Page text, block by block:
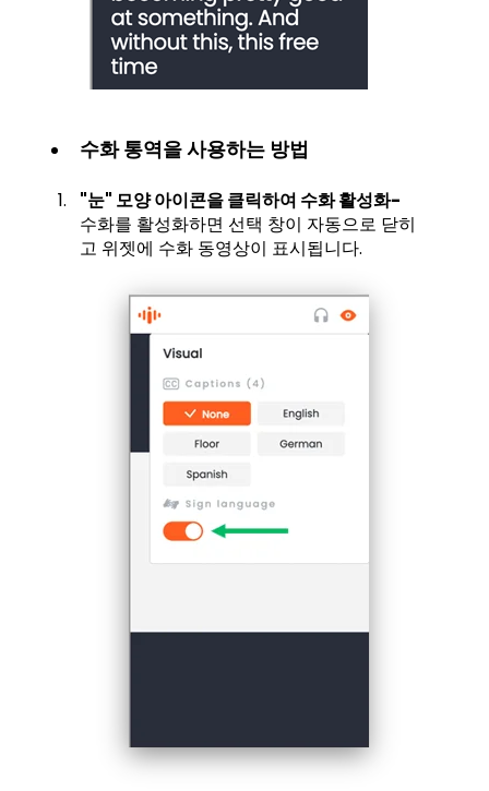
수화 통역을 사용하는 방법
"눈" 모양 아이콘을 클릭하여 수화 활성화-
수화를 활성화하면 선택 창이 자동으로 닫히
고 위젯에 수화 동영상이 표시됩니다.